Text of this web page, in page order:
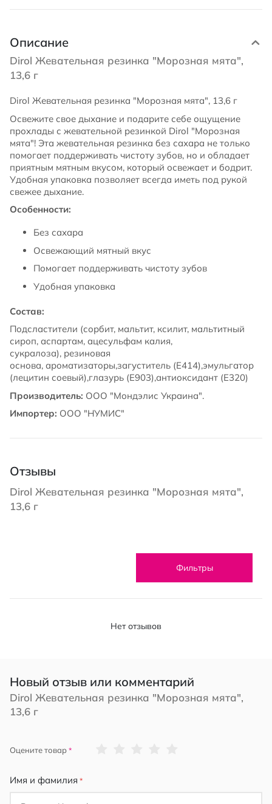
Описание
Dirol Жевательная резинка "Морозная мята",
13,6 г
Dirol Жевательная резинка "Морозная мята", 13,6 г
Освежите свое дыхание и подарите себе ощущение
прохлады с жевательной резинкой Dirol "Морозная
мята"! Эта жевательная резинка без сахара не только
помогает поддерживать чистоту зубов, но и обладает
приятным мятным вкусом, который освежает и бодрит.
Удобная упаковка позволяет всегда иметь под рукой
свежее дыхание.
Особенности:
Без сахара
Освежающий мятный вкус
Помогает поддерживать чистоту зубов
Удобная упаковка
Состав:
Подсластители (сорбит, мальтит, ксилит, мальтитный
сироп, аспартам, ацесульфам калия,
сукралоза), резиновая
основа, ароматизаторы,загуститель (Е414),эмульгатор
(лецитин соевый),глазурь (Е903),антиоксидант (Е320)
Производитель: ООО "Мондэлис Украина".
Импортер: ООО "НУМИС"
Отзывы
Dirol Жевательная резинка "Морозная мята",
13,6 г
Фильтры
Нет отзывов
Новый отзыв или комментарий
Dirol Жевательная резинка "Морозная мята",
13,6 г
Оцените товар
Имя и фамилия